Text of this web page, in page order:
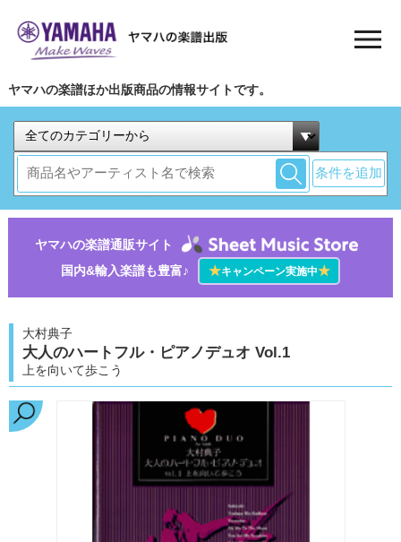
ヤマハの楽譜ほか出版商品の情報サイトです。
条件を追加
ヤマハの楽譜通販サイト
国内&輸入楽譜も豊富♪
★キャンペーン実施中★
大村典子
大人のハートフル・ピアノデュオ Vol.1
上を向いて歩こう